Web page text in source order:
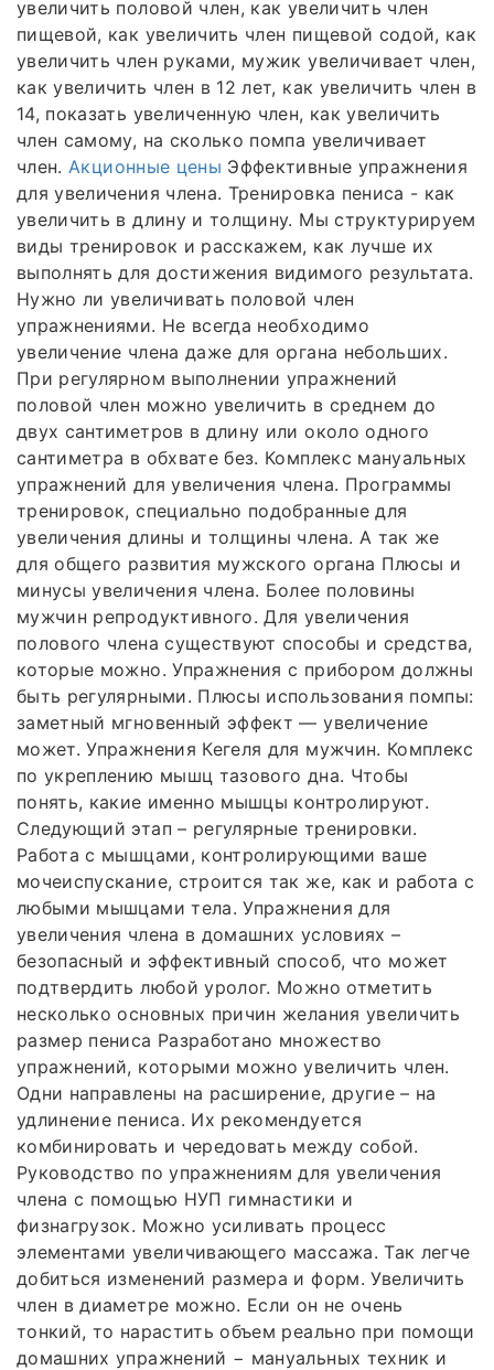
увеличить половой член, как увеличить член
пищевой, как увеличить член пищевой содой, как
увеличить член руками, мужик увеличивает член,
как увеличить член в 12 лет, как увеличить член в
14, показать увеличенную член, как увеличить
член самому, на сколько помпа увеличивает
член. Акционные цены Эффективные упражнения
для увеличения члена. Тренировка пениса - как
увеличить в длину и толщину. Мы структурируем
виды тренировок и расскажем, как лучше их
выполнять для достижения видимого результата.
Нужно ли увеличивать половой член
упражнениями. Не всегда необходимо
увеличение члена даже для органа небольших.
При регулярном выполнении упражнений
половой член можно увеличить в среднем до
двух сантиметров в длину или около одного
сантиметра в обхвате без. Комплекс мануальных
упражнений для увеличения члена. Программы
тренировок, специально подобранные для
увеличения длины и толщины члена. А так же
для общего развития мужского органа Плюсы и
минусы увеличения члена. Более половины
мужчин репродуктивного. Для увеличения
полового члена существуют способы и средства,
которые можно. Упражнения с прибором должны
быть регулярными. Плюсы использования помпы:
заметный мгновенный эффект — увеличение
может. Упражнения Кегеля для мужчин. Комплекс
по укреплению мышц тазового дна. Чтобы
понять, какие именно мышцы контролируют.
Следующий этап – регулярные тренировки.
Работа с мышцами, контролирующими ваше
мочеиспускание, строится так же, как и работа с
любыми мышцами тела. Упражнения для
увеличения члена в домашних условиях –
безопасный и эффективный способ, что может
подтвердить любой уролог. Можно отметить
несколько основных причин желания увеличить
размер пениса Разработано множество
упражнений, которыми можно увеличить член.
Одни направлены на расширение, другие – на
удлинение пениса. Их рекомендуется
комбинировать и чередовать между собой.
Руководство по упражнениям для увеличения
члена с помощью НУП гимнастики и
физнагрузок. Можно усиливать процесс
элементами увеличивающего массажа. Так легче
добиться изменений размера и форм. Увеличить
член в диаметре можно. Если он не очень
тонкий, то нарастить объем реально при помощи
домашних упражнений − мануальных техник и